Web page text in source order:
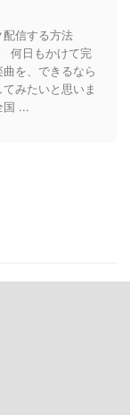
配信する方法
何日もかけて完
を、できるなら
みたいと思いま
国 ...